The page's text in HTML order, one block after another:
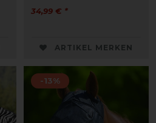
34,99 € *
ARTIKEL MERKEN
-13%